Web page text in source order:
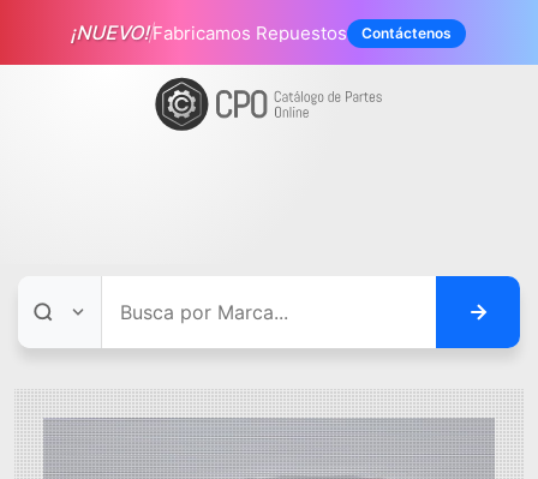
¡NUEVO!Fabricamos Repuestos Contáctenos